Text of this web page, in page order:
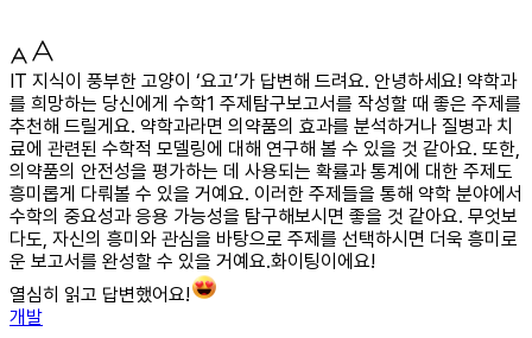
IT 지식이 풍부한 고양이 ‘요고’가 답변해 드려요. 안녕하세요! 약학과
를 희망하는 당신에게 수학1 주제탐구보고서를 작성할 때 좋은 주제를
추천해 드릴게요. 약학과라면 의약품의 효과를 분석하거나 질병과 치
료에 관련된 수학적 모델링에 대해 연구해 볼 수 있을 것 같아요. 또한,
의약품의 안전성을 평가하는 데 사용되는 확률과 통계에 대한 주제도
흥미롭게 다뤄볼 수 있을 거예요. 이러한 주제들을 통해 약학 분야에서
수학의 중요성과 응용 가능성을 탐구해보시면 좋을 것 같아요. 무엇보
다도, 자신의 흥미와 관심을 바탕으로 주제를 선택하시면 더욱 흥미로
운 보고서를 완성할 수 있을 거예요.화이팅이에요!
열심히 읽고 답변했어요!
개발